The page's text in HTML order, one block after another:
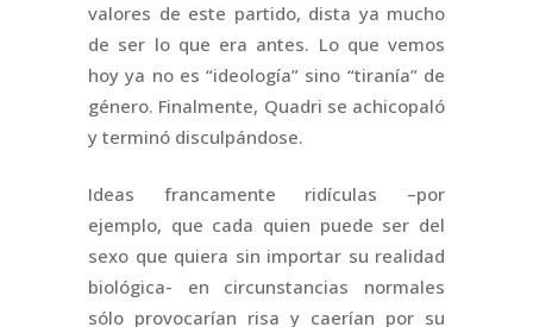
valores de este partido, dista ya mucho
de ser lo que era antes. Lo que vemos
hoy ya no es “ideología” sino “tiranía” de
género. Finalmente, Quadri se achicopaló
y terminó disculpándose.
Ideas francamente ridículas –por
ejemplo, que cada quien puede ser del
sexo que quiera sin importar su realidad
biológica- en circunstancias normales
sólo provocarían risa y caerían por su